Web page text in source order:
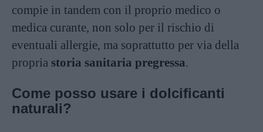
compie in tandem con il proprio medico o
medica curante, non solo per il rischio di
eventuali allergie, ma soprattutto per via della
propria storia sanitaria pregressa.
Come posso usare i dolcificanti
naturali?